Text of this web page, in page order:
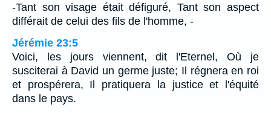
-Tant son visage était défiguré, Tant son aspect
différait de celui des fils de l'homme, -
Jérémie 23:5
Voici, les jours viennent, dit l'Eternel, Où je
susciterai à David un germe juste; Il régnera en roi
et prospérera, Il pratiquera la justice et l'équité
dans le pays.